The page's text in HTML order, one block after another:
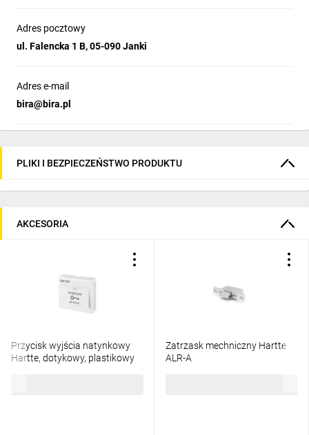
Adres pocztowy
ul. Falencka 1 B, 05-090 Janki
Adres e-mail
bira@bira.pl
PLIKI I BEZPIECZEŃSTWO PRODUKTU
AKCESORIA
Przycisk wyjścia natynkowy
Hartte, dotykowy, plastikowy
Zatrzask mechniczny Hartte
ALR-A